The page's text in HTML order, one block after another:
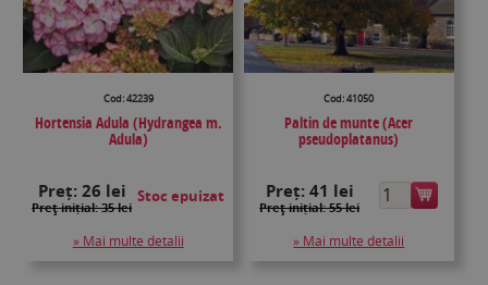
Cod: 42239
Hortensia Adula (Hydrangea m.
Adula)
Stoc epuizat
Preț: 26 lei
Preţ inițial: 35 lei
» Mai multe detalii
Cod: 41050
Paltin de munte (Acer
pseudoplatanus)
Preț: 41 lei
Preţ inițial: 55 lei
» Mai multe detalii